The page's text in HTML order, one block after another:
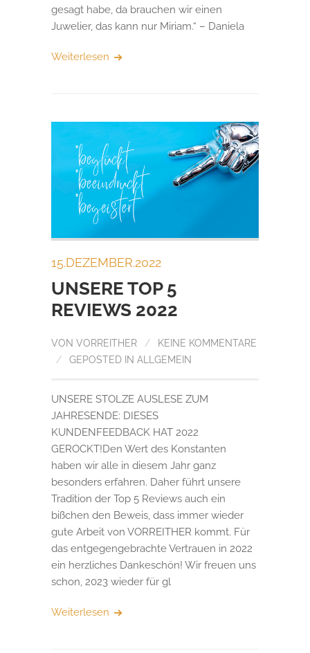
gesagt habe, da brauchen wir einen
Juwelier, das kann nur Miriam.“ – Daniela
Weiterlesen
15.DEZEMBER.2022
UNSERE TOP 5
REVIEWS 2022
VON VORREITHER /
KEINE KOMMENTARE
/
GEPOSTED IN ALLGEMEIN
UNSERE STOLZE AUSLESE ZUM
JAHRESENDE: DIESES
KUNDENFEEDBACK HAT 2022
GEROCKT!Den Wert des Konstanten
haben wir alle in diesem Jahr ganz
besonders erfahren. Daher führt unsere
Tradition der Top 5 Reviews auch ein
bißchen den Beweis, dass immer wieder
gute Arbeit von VORREITHER kommt. Für
das entgegengebrachte Vertrauen in 2022
ein herzliches Dankeschön! Wir freuen uns
schon, 2023 wieder für gl
Weiterlesen